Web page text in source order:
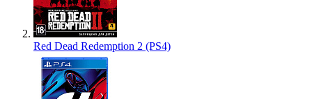
Red Dead Redemption 2 (PS4)